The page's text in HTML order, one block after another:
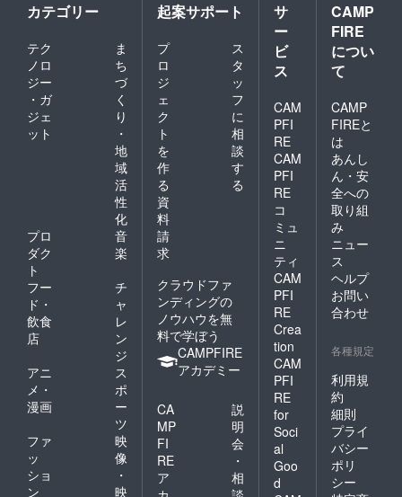
カテゴリー
テク
ノロ
ジー
・ガ
ジェ
ット
ま
ち
づ
く
り
・
地
域
活
性
化
プロ
ダク
ト
音
楽
フー
ド・
飲食
店
チ
ャ
レ
ン
ジ
アニ
メ・
漫画
ス
ポ
ー
ツ
ファ
ッ
ショ
ン
映
像
・
映
起案サポート
プ
ロ
ジ
ェ
ク
ト
を
作
る
ス
タ
ッ
フ
に
相
談
す
る
資
料
請
求
クラウドファ
ンディングの
ノウハウを無
料で学ぼう
CAMPFIRE
アカデミー
CA
MP
FI
RE
ア
説
明
会
・
相
サ
ー
ビ
ス
CAM
PFI
RE
CAM
PFI
RE
コ
ミュ
ニ
ティ
CAM
PFI
RE
Crea
tion
CAM
PFI
RE
for
Soci
al
Goo
d
CAMP
FIRE
につい
て
CAMP
FIREと
は
あんし
ん・安
全への
取り組
み
ニュー
ス
ヘルプ
お問い
合わせ
各種規定
利用規
約
細則
プライ
バシー
ポリ
シー